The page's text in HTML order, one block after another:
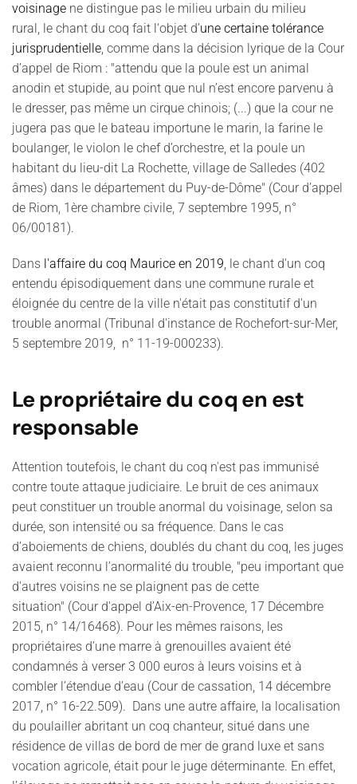
voisinage ne distingue pas le milieu urbain du milieu
rural, le chant du coq fait l‘objet d’une certaine tolérance
jurisprudentielle, comme dans la décision lyrique de la Cour
d’appel de Riom : "attendu que la poule est un animal
anodin et stupide, au point que nul n’est encore parvenu à
le dresser, pas même un cirque chinois; (...) que la cour ne
jugera pas que le bateau importune le marin, la farine le
boulanger, le violon le chef d’orchestre, et la poule un
habitant du lieu-dit La Rochette, village de Salledes (402
âmes) dans le département du Puy-de-Dôme" (Cour d’appel
de Riom, 1ère chambre civile, 7 septembre 1995, n°
06/00181).
Dans l'affaire du coq Maurice en 2019, le chant d'un coq
entendu épisodiquement dans une commune rurale et
éloignée du centre de la ville n'était pas constitutif d'un
trouble anormal (Tribunal d'instance de Rochefort-sur-Mer,
5 septembre 2019, n° 11-19-000233).
Le propriétaire du coq en est
responsable
Attention toutefois, le chant du coq n'est pas immunisé
contre toute attaque judiciaire. Le bruit de ces animaux
peut constituer un trouble anormal du voisinage, selon sa
durée, son intensité ou sa fréquence. Dans le cas
d’aboiements de chiens, doublés du chant du coq, les juges
avaient reconnu l’anormalité du trouble, "peu important que
d'autres voisins ne se plaignent pas de cette
situation" (Cour d'appel d’Aix-en-Provence, 17 Décembre
2015, n° 14/16468). Pour les mêmes raisons, les
propriétaires d’une marre à grenouilles avaient été
condamnés à verser 3 000 euros à leurs voisins et à
combler l’étendue d’eau (Cour de cassation, 14 décembre
2017, n° 16-22.509). Dans une autre affaire, la localisation
du poulailler abritant un coq chanteur, situé dans une
résidence de villas de bord de mer de grand luxe et sans
vocation agricole, était pour le juge déterminante. En effet,